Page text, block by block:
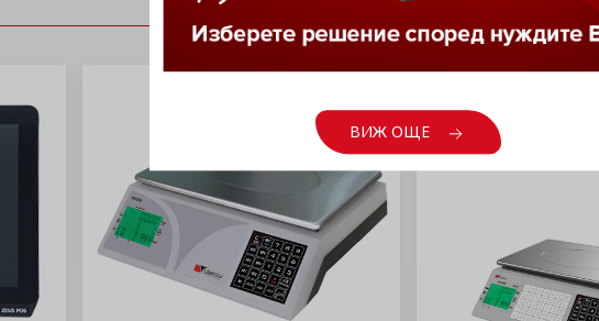
ПРОДУКТИ НА ФОКУС
ВИЖ ОЩЕ